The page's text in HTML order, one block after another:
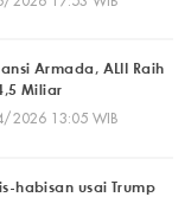
Armada, ALII Raih
Miliar
2026 13:05 WIB
habisan usai Trump